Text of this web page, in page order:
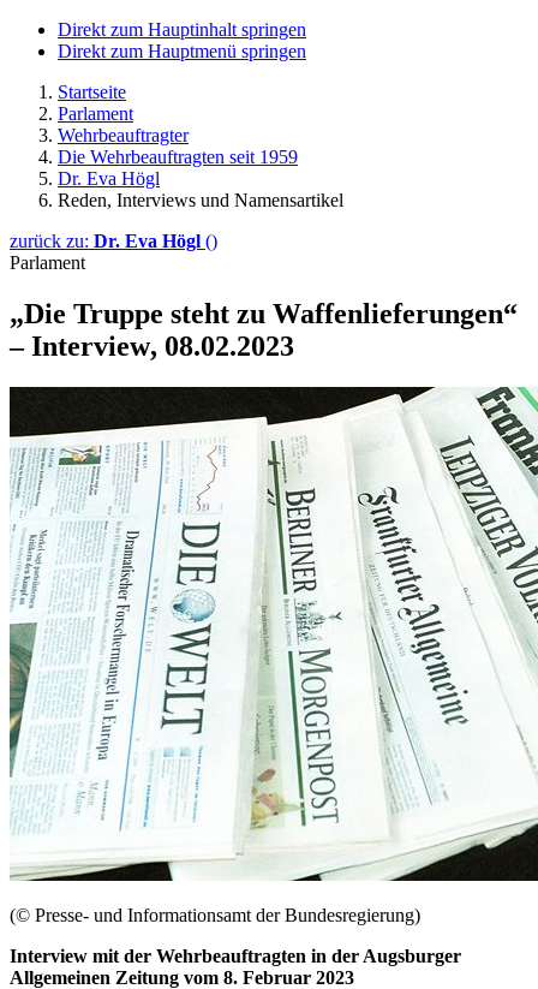
Direkt zum Hauptinhalt springen
Direkt zum Hauptmenü springen
Startseite
Parlament
Wehrbeauftragter
Die Wehrbeauftragten seit 1959
Dr. Eva Högl
Reden, Interviews und Namensartikel
zurück zu: Dr. Eva Högl ()
Parlament
„Die Truppe steht zu Waffenlieferungen“
–Interview, 08.02.2023
(© Presse- und Informationsamt der Bundesregierung)
Interview mit der Wehrbeauftragten in der Augsburger
Allgemeinen Zeitung vom 8. Februar 2023